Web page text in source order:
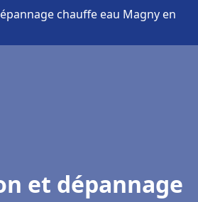
chauffe eau Magny en
et dépannage